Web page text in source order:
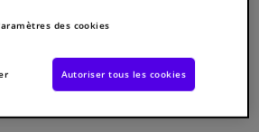
des cookies
Autoriser tous les cookies